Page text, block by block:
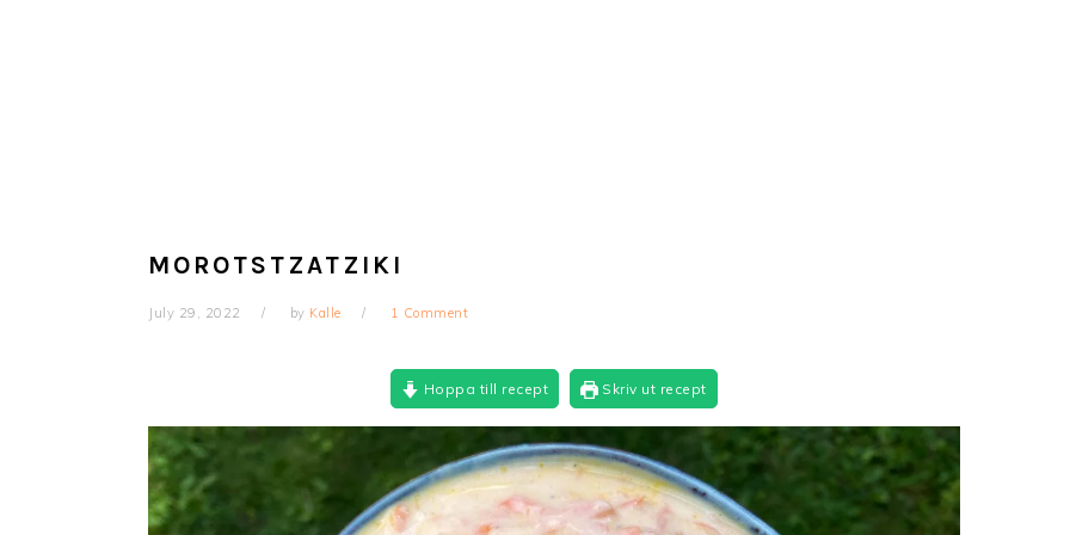
MOROTSTZATZIKI
July 29, 2022 by Kalle 1 Comment
Hoppa till recept Skriv ut recept